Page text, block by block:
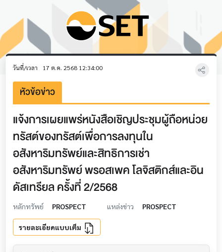
วันที่/เวลา 17 ต.ค. 2568 12:34:00
หัวข้อข่าว
แจ้งการเผยแพร่หนังสือเชิญประชุมผู้ถือหน่วย
ทรัสต์ของทรัสต์เพื่อการลงทุนใน
อสังหาริมทรัพย์และสิทธิการเช่า
อสังหาริมทรัพย์ พรอสเพค โลจิสติกส์และอิน
ดัสเทรียล ครั้งที่ 2/2568
หลักทรัพย์ PROSPECT แหล่งข่าว PROSPECT
รายละเอียดแบบเต็ม